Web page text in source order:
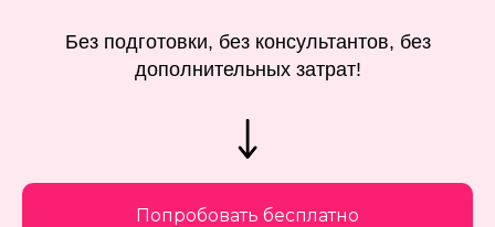
Без подготовки, без консультантов, без
дополнительных затрат!
Попробовать бесплатно